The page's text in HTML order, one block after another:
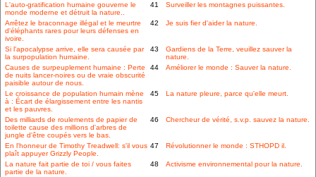
L'auto-gratification humaine gouverne le
monde moderne et détruit la nature..
41 Surveiller les montagnes puissantes.
Arrêtez le braconnage illégal et le meurtre
d'éléphants rares pour leurs défenses en
ivoire.
42 Je suis fier d'aider la nature.
Si l'apocalypse arrive, elle sera causée par
la surpopulation humaine.
43
Gardiens de la Terre, veuillez sauver la
nature.
Causes de surpeuplement humaine : Perte
de nuits lancer-noires ou de vraie obscurité
paisible autour de nous.
44 Améliorer le monde : Sauver la nature.
Le croissance de population humain mène
à : Écart de élargissement entre les nantis
et les pauvres.
45 La nature pleure, parce qu'elle meurt.
Des milliards de roulements de papier de
toilette cause des millions d'arbres de
jungle d'être coupés vers le bas.
46 Chercheur de vérité, s.v.p. sauvez la nature.
En l'honneur de Timothy Treadwell: s'il vous
plaît appuyer Grizzly People.
47 Révolutionner le monde : STHOPD il.
La nature fait partie de toi / vous faites
partie de la nature.
48 Activisme environnemental pour la nature.